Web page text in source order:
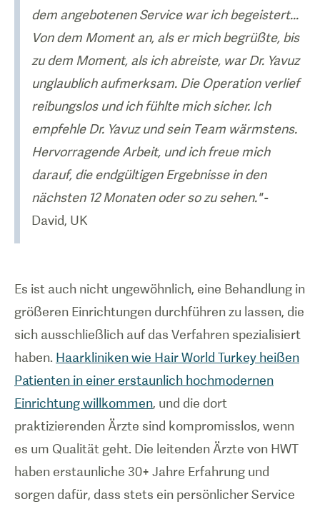
dem angebotenen Service war ich begeistert...
Von dem Moment an, als er mich begrüßte, bis
zu dem Moment, als ich abreiste, war Dr. Yavuz
unglaublich aufmerksam. Die Operation verlief
reibungslos und ich fühlte mich sicher. Ich
empfehle Dr. Yavuz und sein Team wärmstens.
Hervorragende Arbeit, und ich freue mich
darauf, die endgültigen Ergebnisse in den
nächsten 12 Monaten oder so zu sehen."-
David, UK
Es ist auch nicht ungewöhnlich, eine Behandlung in
größeren Einrichtungen durchführen zu lassen, die
sich ausschließlich auf das Verfahren spezialisiert
haben. Haarkliniken wie Hair World Turkey heißen
Patienten in einer erstaunlich hochmodernen
Einrichtung willkommen, und die dort
praktizierenden Ärzte sind kompromisslos, wenn
es um Qualität geht. Die leitenden Ärzte von HWT
haben erstaunliche 30+ Jahre Erfahrung und
sorgen dafür, dass stets ein persönlicher Service